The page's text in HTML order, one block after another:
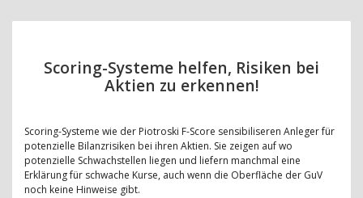
Scoring-Systeme helfen, Risiken bei
Aktien zu erkennen!
Scoring-Systeme wie der Piotroski F-Score sensibiliseren Anleger für
potenzielle Bilanzrisiken bei ihren Aktien. Sie zeigen auf wo
potenzielle Schwachstellen liegen und liefern manchmal eine
Erklärung für schwache Kurse, auch wenn die Oberfläche der GuV
noch keine Hinweise gibt.